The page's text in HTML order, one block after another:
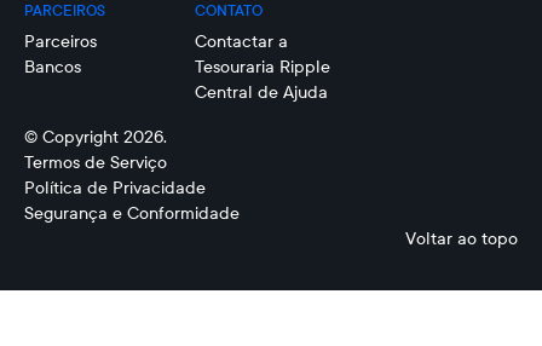
PARCEIROS
Parceiros
Bancos
CONTATO
Contactar a
Tesouraria Ripple
Central de Ajuda
© Copyright 2026.
Termos de Serviço
Política de Privacidade
Segurança e Conformidade
Voltar ao topo